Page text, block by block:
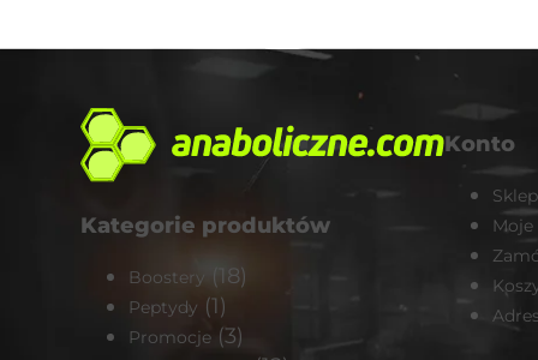
Kategorie produktów
Boostery (18)
Peptydy (1)
Promocje (3)
Konto
Sklep